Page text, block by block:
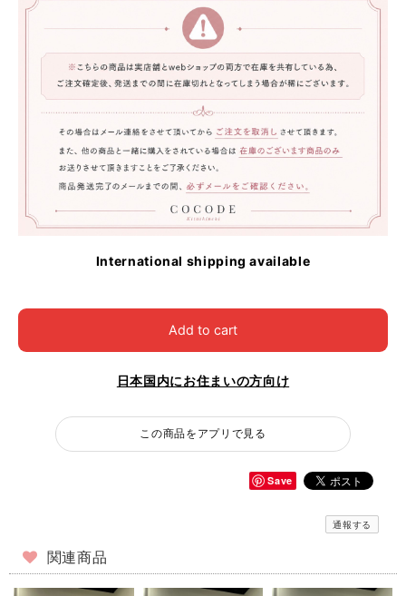
International shipping available
Add to cart
日本国内にお住まいの方向け
この商品をアプリで見る
Save
通報する
関連商品